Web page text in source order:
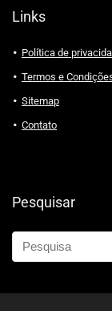
Links
Política de
Termos e
Sitemap
Contato
Pesquisar